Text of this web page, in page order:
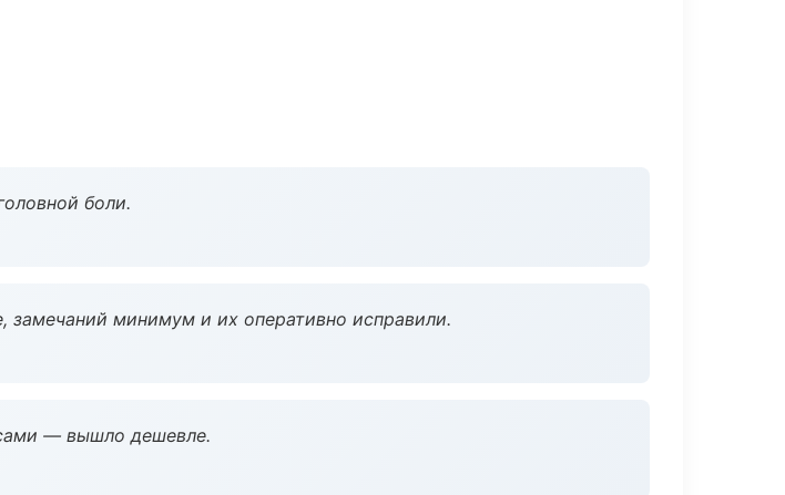
боли.
замечаний минимум и их оперативно исправили.
— вышло дешевле.